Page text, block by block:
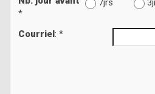
*
Courriel: *